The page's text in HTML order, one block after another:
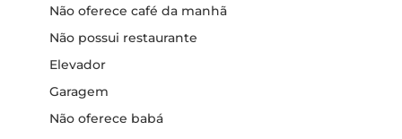
Não oferece café da manhã
Não possui restaurante
Elevador
Garagem
Não oferece babá